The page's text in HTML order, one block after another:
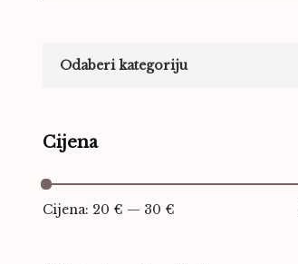
Cijena
Cijena: 20 € — 30 €